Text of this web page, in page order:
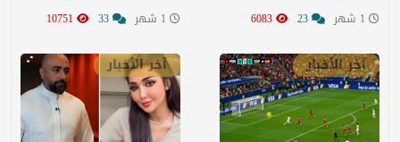
آخر الأخبار آخر الأخبار